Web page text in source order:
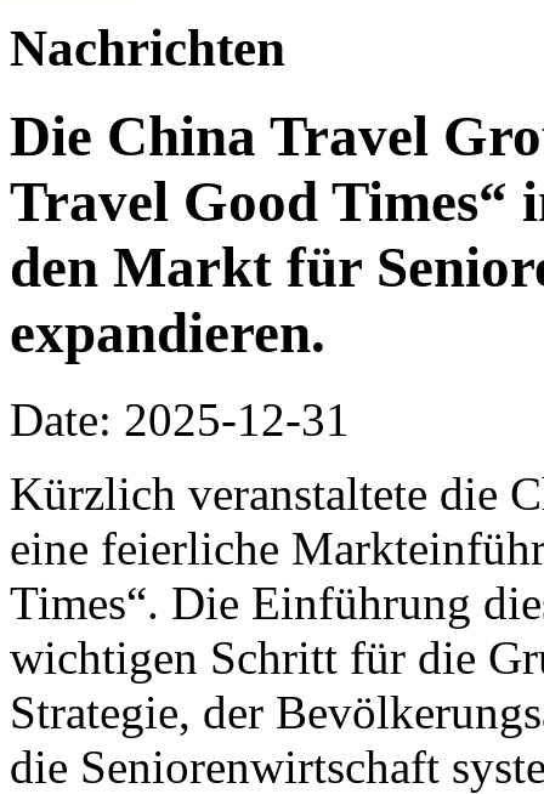
Nachrichten
Die China Travel
Travel Good Times“
den Markt für
expandieren.
Date: 2025-12-31
Kürzlich veranstaltete die
eine feierliche
Times“. Die Einführung
wichtigen Schritt für die
Strategie, der
die Seniorenwirtschaft